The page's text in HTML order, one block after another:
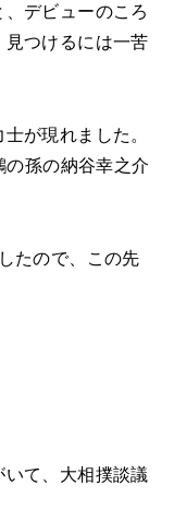
デビューのころ
つけるには一苦
が現れました。
の孫の納谷幸之介
たので、この先
て、大相撲談議